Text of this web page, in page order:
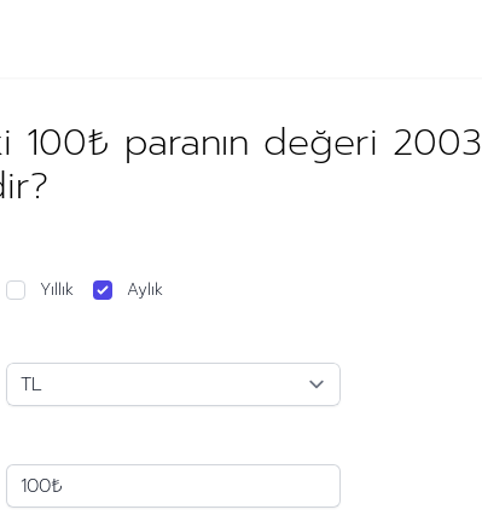
100₺ paranın değeri 2003
Yıllık Aylık